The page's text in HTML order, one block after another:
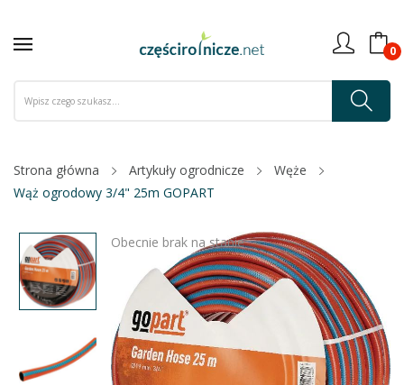
0
Strona główna Artykuły ogrodnicze
Węże
Wąż ogrodowy 3/4" 25m GOPART
Obecnie brak na stanie